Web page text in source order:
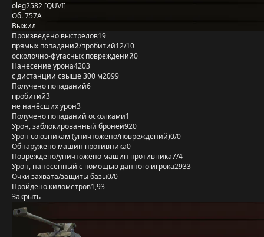
oleg2582 [QUVI]
Об. 757А
Выжил
Произведено выстрелов19
прямых попаданий/пробитий12/10
осколочно-фугасных повреждений0
Нанесение урона4203
с дистанции свыше 300 м2099
Получено попаданий6
пробитий3
не нанёсших урон3
Получено попаданий осколками1
Урон, заблокированный бронёй920
Урон союзникам (уничтожено/повреждений)0/0
Обнаружено машин противника0
Повреждено/уничтожено машин противника7/4
Урон, нанесённый с помощью данного игрока2933
Очки захвата/защиты базы0/0
Пройдено километров1,93
Закрыть